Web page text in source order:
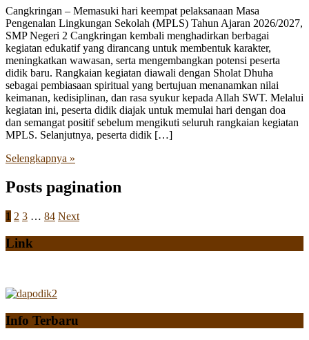
Cangkringan – Memasuki hari keempat pelaksanaan Masa
Pengenalan Lingkungan Sekolah (MPLS) Tahun Ajaran 2026/2027,
SMP Negeri 2 Cangkringan kembali menghadirkan berbagai
kegiatan edukatif yang dirancang untuk membentuk karakter,
meningkatkan wawasan, serta mengembangkan potensi peserta
didik baru. Rangkaian kegiatan diawali dengan Sholat Dhuha
sebagai pembiasaan spiritual yang bertujuan menanamkan nilai
keimanan, kedisiplinan, dan rasa syukur kepada Allah SWT. Melalui
kegiatan ini, peserta didik diajak untuk memulai hari dengan doa
dan semangat positif sebelum mengikuti seluruh rangkaian kegiatan
MPLS. Selanjutnya, peserta didik […]
Selengkapnya »
Posts pagination
1 2 3 … 84 Next
Link
Info Terbaru